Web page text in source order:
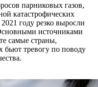
парниковых газов,
катастрофических
году резко выросли
источниками
самые страны,
бьют тревогу по поводу